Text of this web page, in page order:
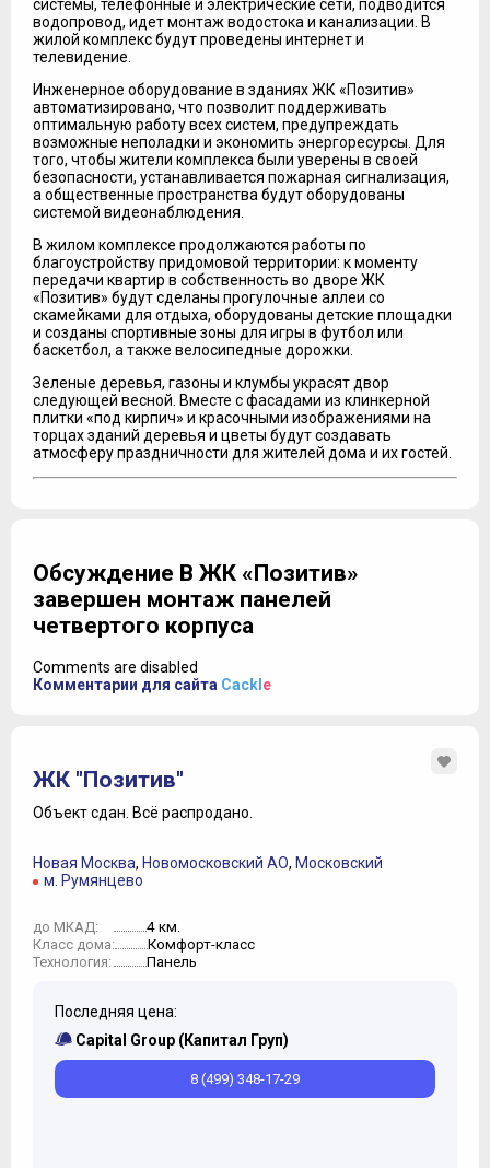
системы, телефонные и электрические сети, подводится
водопровод, идет монтаж водостока и канализации. В
жилой комплекс будут проведены интернет и
телевидение.
Инженерное оборудование в зданиях ЖК «Позитив»
автоматизировано, что позволит поддерживать
оптимальную работу всех систем, предупреждать
возможные неполадки и экономить энергоресурсы. Для
того, чтобы жители комплекса были уверены в своей
безопасности, устанавливается пожарная сигнализация,
а общественные пространства будут оборудованы
системой видеонаблюдения.
В жилом комплексе продолжаются работы по
благоустройству придомовой территории: к моменту
передачи квартир в собственность во дворе ЖК
«Позитив» будут сделаны прогулочные аллеи со
скамейками для отдыха, оборудованы детские площадки
и созданы спортивные зоны для игры в футбол или
баскетбол, а также велосипедные дорожки.
Зеленые деревья, газоны и клумбы украсят двор
следующей весной. Вместе с фасадами из клинкерной
плитки «под кирпич» и красочными изображениями на
торцах зданий деревья и цветы будут создавать
атмосферу праздничности для жителей дома и их гостей.
Обсуждение В ЖК «Позитив»
завершен монтаж панелей
четвертого корпуса
Comments are disabled
Комментарии для сайта Cackl e
ЖК "Позитив"
Объект сдан. Всё распродано.
Новая Москва, Новомосковский АО, Московский
м. Румянцево
до МКАД: 4 км.
Класс дома: Комфорт-класс
Технология: Панель
Последняя цена:
Capital Group (Капитал Груп)
8 (499) 348-17-29